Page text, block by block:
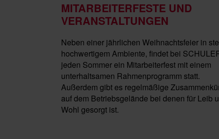
MITARBEITERFESTE UND
VERANSTALTUNGEN
Neben einer jährlichen Weihnachtsfeier in
hochwertigem Ambiente, findet bei
jeden Sommer ein Mitarbeiterfest mit einem
unterhaltsamen Rahmenprogramm statt.
Außerdem gibt es regelmäßige
auf dem Betriebsgelände bei denen für Leib
Wohl gesorgt ist.